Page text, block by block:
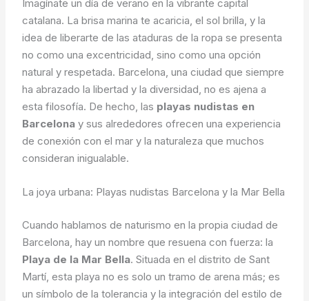
Imagínate un día de verano en la vibrante capital
catalana. La brisa marina te acaricia, el sol brilla, y la
idea de liberarte de las ataduras de la ropa se presenta
no como una excentricidad, sino como una opción
natural y respetada. Barcelona, una ciudad que siempre
ha abrazado la libertad y la diversidad, no es ajena a
esta filosofía. De hecho, las playas nudistas en
Barcelona y sus alrededores ofrecen una experiencia
de conexión con el mar y la naturaleza que muchos
consideran inigualable.
La joya urbana: Playas nudistas Barcelona y la Mar Bella
Cuando hablamos de naturismo en la propia ciudad de
Barcelona, hay un nombre que resuena con fuerza: la
Playa de la Mar Bella. Situada en el distrito de Sant
Martí, esta playa no es solo un tramo de arena más; es
un símbolo de la tolerancia y la integración del estilo de